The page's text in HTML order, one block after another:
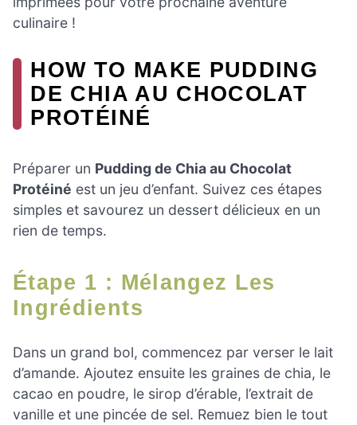
culinaire !
HOW TO MAKE PUDDING
DE CHIA AU CHOCOLAT
PROTÉINÉ
Préparer un Pudding de Chia au Chocolat
Protéiné est un jeu d’enfant. Suivez ces étapes
simples et savourez un dessert délicieux en un
rien de temps.
Étape 1 : Mélangez Les
Ingrédients
Dans un grand bol, commencez par verser le lait
d’amande. Ajoutez ensuite les graines de chia, le
cacao en poudre, le sirop d’érable, l’extrait de
vanille et une pincée de sel. Remuez bien le tout